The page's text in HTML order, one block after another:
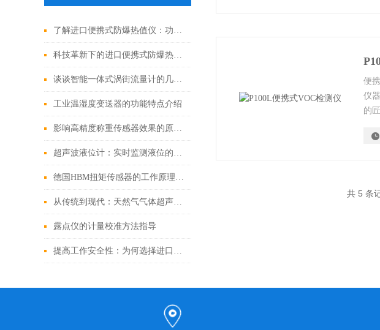
了解进口便携式防爆热值仪：功能、原理和应用领域
科技革新下的进口便携式防爆热值仪：未来趋势解析
谈谈智能一体式涡街流量计的几种补偿方法
工业温湿度变送器的功能特点介绍
影响高精度称重传感器效果的原因有哪些?
超声波液位计：实时监测液位的可靠工具
德国HBM扭矩传感器的工作原理、应用领域以及优势说明
从传统到现代：天然气气体超声波流量计的演变之路
露点仪的计量校准方法指导
提高工作安全性：为何选择进口便携式防爆热值仪？
便
仪
的
共 5 条